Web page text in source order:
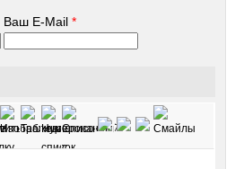
Ваш E-Mail*